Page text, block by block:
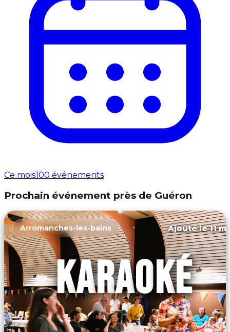
Ce mois100 événements
Prochain événement près de Guéron
Arromanches-les-bains Ajouté le 11
KARAOKÉ